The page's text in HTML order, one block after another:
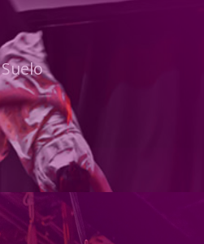
Suelo